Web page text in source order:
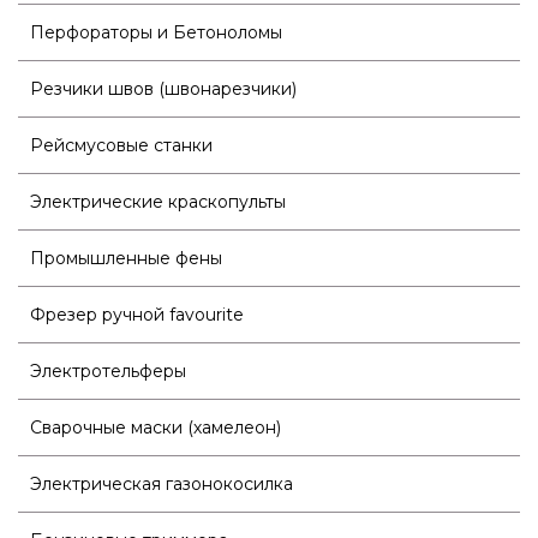
Перфораторы и Бетоноломы
Резчики швов (швонарезчики)
Рейсмусовые станки
Электрические краскопульты
Промышленные фены
Фрезер ручной favourite
Электротельферы
Сварочные маски (хамелеон)
Электрическая газонокосилка